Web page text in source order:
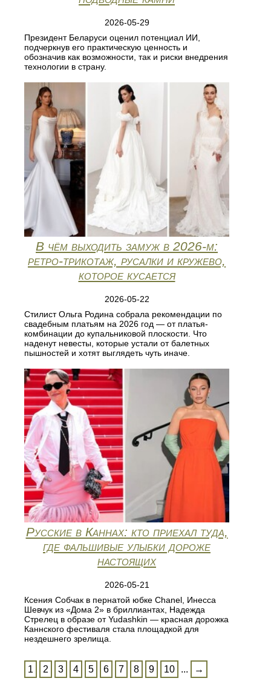
2026-05-29
Президент Беларуси оценил потенциал ИИ,
подчеркнув его практическую ценность и
обозначив как возможности, так и риски внедрения
технологии в страну.
В чём выходить замуж в 2026-м:
ретро-трикотаж, русалки и кружево,
которое кусается
2026-05-22
Стилист Ольга Родина собрала рекомендации по
свадебным платьям на 2026 год — от платья-
комбинации до купальниковой плоскости. Что
наденут невесты, которые устали от балетных
пышностей и хотят выглядеть чуть иначе.
Русские в Каннах: кто приехал туда,
где фальшивые улыбки дороже
настоящих
2026-05-21
Ксения Собчак в пернатой юбке Chanel, Инесса
Шевчук из «Дома 2» в бриллиантах, Надежда
Стрелец в образе от Yudashkin — красная дорожка
Каннского фестиваля стала площадкой для
нездешнего зрелища.
1 2 3 4 5 6 7 8 9 10 ... →